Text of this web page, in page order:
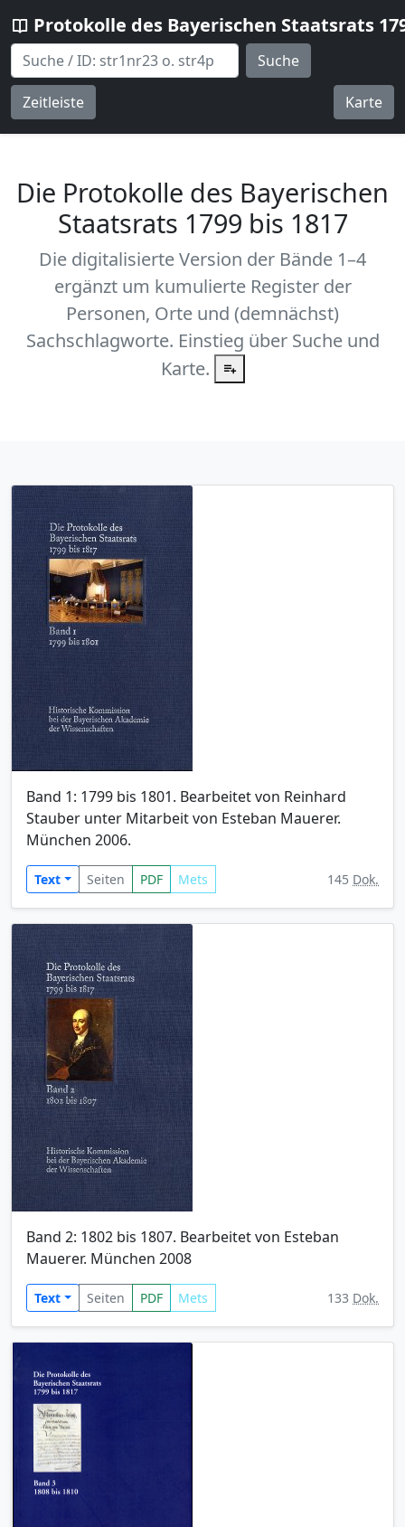
Protokolle des Bayerischen Staatsrats
Suche
Zeitleiste Karte
Die Protokolle des Bayerischen
Staatsrats 1799 bis 1817
Die digitalisierte Version der Bände 1–4
ergänzt um kumulierte Register der
Personen, Orte und (demnächst)
Sachschlagworte. Einstieg über Suche und
Karte.
Band 1: 1799 bis 1801. Bearbeitet von Reinhard
Stauber unter Mitarbeit von Esteban Mauerer.
München 2006.
Text Seiten PDF Mets 145 Dok.
Band 2: 1802 bis 1807. Bearbeitet von Esteban
Mauerer. München 2008
Text Seiten PDF Mets 133 Dok.